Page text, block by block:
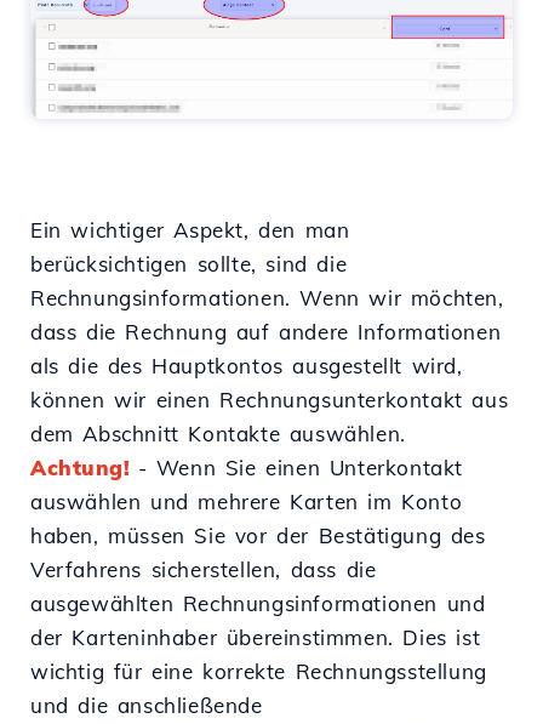
Ein wichtiger Aspekt, den man
berücksichtigen sollte, sind die
Rechnungsinformationen. Wenn wir möchten,
dass die Rechnung auf andere Informationen
als die des Hauptkontos ausgestellt wird,
können wir einen Rechnungsunterkontakt aus
dem Abschnitt Kontakte auswählen.
Achtung! - Wenn Sie einen Unterkontakt
auswählen und mehrere Karten im Konto
haben, müssen Sie vor der Bestätigung des
Verfahrens sicherstellen, dass die
ausgewählten Rechnungsinformationen und
der Karteninhaber übereinstimmen. Dies ist
wichtig für eine korrekte Rechnungsstellung
und die anschließende